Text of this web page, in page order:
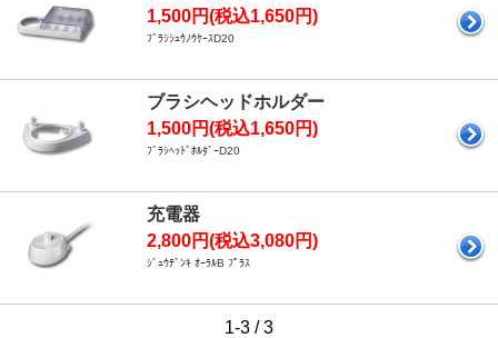
1,500円(税込1,650円)
ﾌﾞﾗｼｼｭｳﾉｳｹｰｽD20
ブラシヘッドホルダー
1,500円(税込1,650円)
ﾌﾞﾗｼﾍｯﾄﾞﾎﾙﾀﾞｰD20
充電器
2,800円(税込3,080円)
ｼﾞｭｳﾃﾞﾝｷ ｵｰﾗﾙB ﾌﾟﾗｽ
1-3 / 3